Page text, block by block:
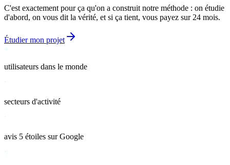
C'est exactement pour ça qu'on a construit notre méthode : on étudie
d'abord, on vous dit la vérité, et si ça tient, vous payez sur 24 mois.
Étudier mon projet
+
utilisateurs dans le monde
7
secteurs d'activité
7
avis 5 étoiles sur Google
7